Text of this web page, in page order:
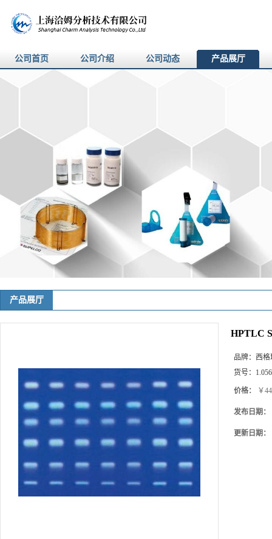
公司首页 公司介绍 公司动态 产品展厅
产品展厅
HPTLC
品牌： 西格
货号：
价格： ￥
发布日期：
更新日期：